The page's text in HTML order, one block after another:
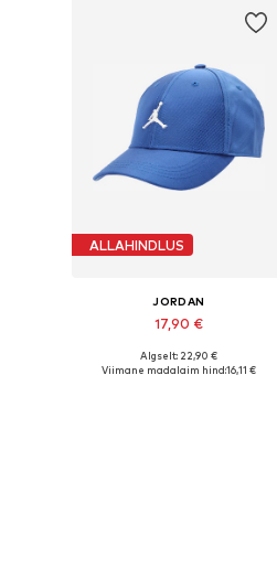
ALLAHINDLUS
JORDAN
17,90 €
Saadaolevad suurused: 54-56
Algselt: 22,90 €
Viimane madalaim hind:16,11 €